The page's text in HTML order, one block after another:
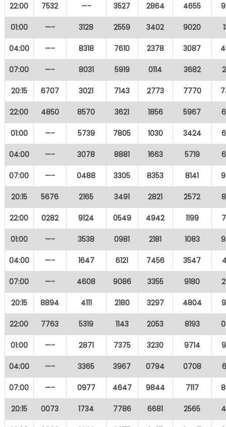
22:00 7532 —- 3527 2864 4655
01:00 —- 3128 2559 3402 9020
04:00 —- 8318 7610 2378 3087
07:00 —- 8031 5919 0114 3682
20:15 6707 3021 7143 2773 7770
22:00 4850 8570 3621 1856 5967
01:00 —- 5739 7805 1030 3424
04:00 —- 3078 8881 1663 5719
07:00 —- 0488 3305 8353 8141
20:15 5676 2165 3491 2821 2572
22:00 0282 9124 0549 4942 1199
01:00 —- 3538 0981 2181 1083
04:00 —- 1647 6121 7456 3547
07:00 —- 4608 9086 3355 9180
20:15 8894 4111 2180 3297 4804
22:00 7763 5319 1143 2053 8193
01:00 —- 2871 7375 3230 9714
04:00 —- 3365 3967 0794 0708
07:00 —- 0977 4647 9844 7117
20:15 0073 1734 7786 6681 2565